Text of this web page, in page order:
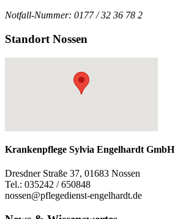
Notfall-Nummer: 0177 / 32 36 78 2
Standort Nossen
Krankenpflege Sylvia Engelhardt GmbH
Dresdner Straße 37, 01683 Nossen
Tel.: 035242 / 650848
nossen@pflegedienst-engelhardt.de